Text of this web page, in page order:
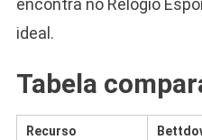
encontra no Relógio
ideal.
Tabela
Recurso